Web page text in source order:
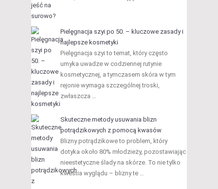
Pielęgnacja szyi po 50. – kluczowe zasady i
najlepsze kosmetyki
Pielęgnacja szyi to temat, który często
umyka uwadze w codziennej rutynie
kosmetycznej, a tymczasem skóra w tym
rejonie wymaga szczególnej troski,
zwłaszcza …
Skuteczne metody usuwania blizn
potrądzikowych z pomocą kwasów
Blizny potrądzikowe to problem, który
dotyka około 80% młodzieży, pozostawiając
nieestetyczne ślady na skórze. To nie tylko
kwestia wyglądu – blizny te …